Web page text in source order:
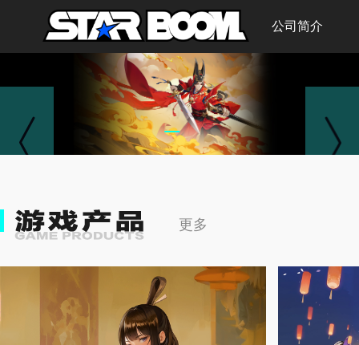
首页 公司简介
更多